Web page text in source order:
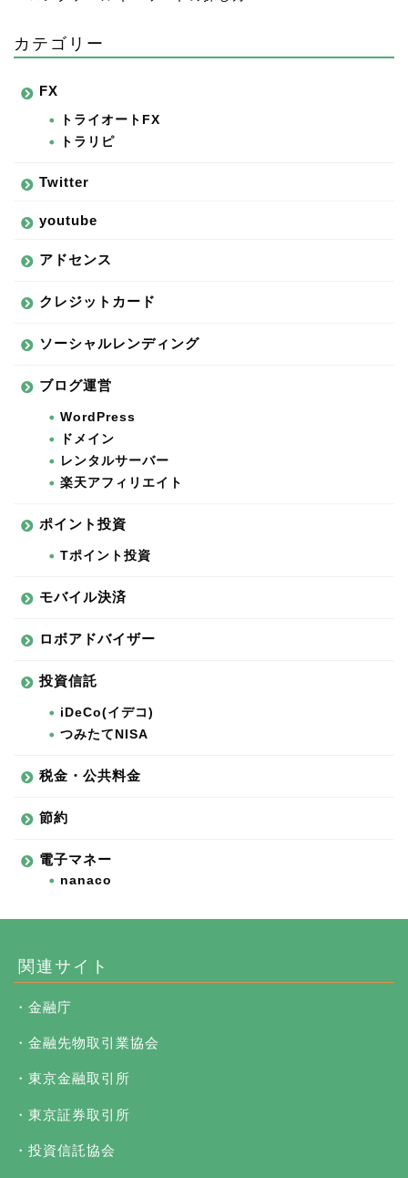
カテゴリー
FX
トライオートFX
トラリピ
Twitter
youtube
アドセンス
クレジットカード
ソーシャルレンディング
ブログ運営
WordPress
ドメイン
レンタルサーバー
楽天アフィリエイト
ポイント投資
Tポイント投資
モバイル決済
ロボアドバイザー
投資信託
iDeCo(イデコ)
つみたてNISA
税金・公共料金
節約
電子マネー
nanaco
関連サイト
・金融庁
・金融先物取引業協会
・東京金融取引所
・東京証券取引所
・投資信託協会